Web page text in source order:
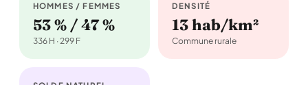
HOMMES / FEMMES
53 % / 47 %
336 H · 299 F
DENSITÉ
13 hab/km²
Commune rurale